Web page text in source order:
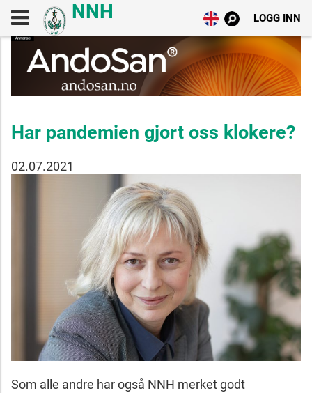
LOGG INN
Har pandemien gjort oss klokere?
02.07.2021
Som alle andre har også NNH merket godt